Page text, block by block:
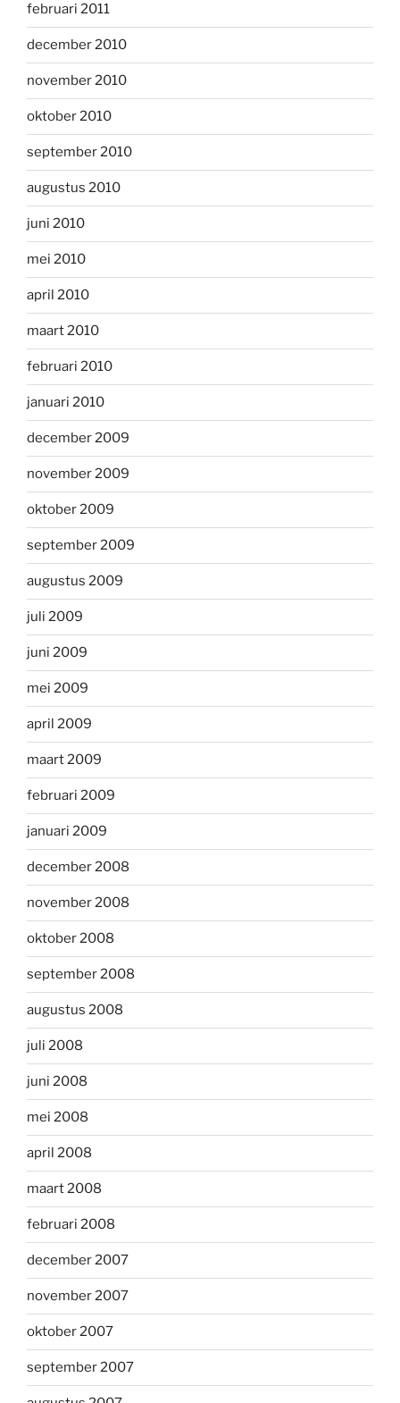
februari 2011
december 2010
november 2010
oktober 2010
september 2010
augustus 2010
juni 2010
mei 2010
april 2010
maart 2010
februari 2010
januari 2010
december 2009
november 2009
oktober 2009
september 2009
augustus 2009
juli 2009
juni 2009
mei 2009
april 2009
maart 2009
februari 2009
januari 2009
december 2008
november 2008
oktober 2008
september 2008
augustus 2008
juli 2008
juni 2008
mei 2008
april 2008
maart 2008
februari 2008
december 2007
november 2007
oktober 2007
september 2007